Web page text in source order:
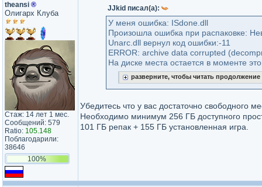
theansi ®
Олигарх Клуба
Стаж: 14 лет 1 мес.
Сообщений: 579
Ratio: 105.148
Поблагодарили:
38646
100%
JJkid писал(а):
У меня ошибка: ISdone.dll
Произошла ошибка при распаковке:
Unarc.dll вернул код ошибки:-11
ERROR: archive data corrupted
На диске места остается в моменте
разверните, чтобы читать продолжение
Убедитесь что у вас достаточно свободного
Необходимо минимум 256 ГБ доступного
101 ГБ репак + 155 ГБ установленная игра.